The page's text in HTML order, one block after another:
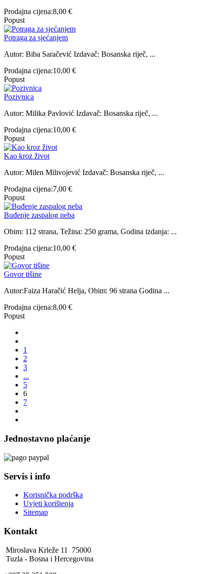
Prodajna cijena:8,00 €
Popust
Potraga za sjećanjem
Autor: Biba Saračević Izdavač: Bosanska riječ, ...
Prodajna cijena:10,00 €
Popust
Pozivnica
Autor: Milika Pavlović Izdavač: Bosanska riječ, ...
Prodajna cijena:10,00 €
Popust
Kao kroz život
Autor: Milen Milivojević Izdavač: Bosanska riječ, ...
Prodajna cijena:7,00 €
Popust
Buđenje zaspalog neba
Obim: 112 strana, Težina: 250 grama, Godina izdanja: ...
Prodajna cijena:10,00 €
Popust
Govor tišine
Autor:Faiza Haračić Helja, Obim: 96 strana Godina ...
Prodajna cijena:8,00 €
Popust
1
2
3
...
5
6
7
Jednostavno plaćanje
Servis i info
Korisnička podrška
Uvjeti korištenja
Sitemap
Kontakt
Miroslava Krleže 11 75000
Tuzla - Bosna i Hercegovina